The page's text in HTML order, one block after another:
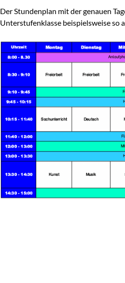
Der Stundenplan mit der genauen
Unterstufenklasse beispielsweise so